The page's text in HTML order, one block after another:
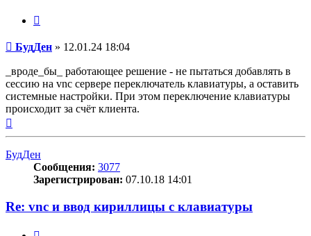
Сообщение
БудДен » 12.01.24 18:04
_вроде_бы_ работающее решение - не пытаться добавлять в
сессию на vnc сервере переключатель клавиатуры, а оставить
системные настройки. При этом переключение клавиатуры
происходит за счёт клиента.
БудДен
Сообщения: 3077
Зарегистрирован: 07.10.18 14:01
Re: vnc и ввод кириллицы с клавиатуры